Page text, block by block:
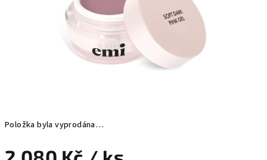
Položka byla vyprodána…